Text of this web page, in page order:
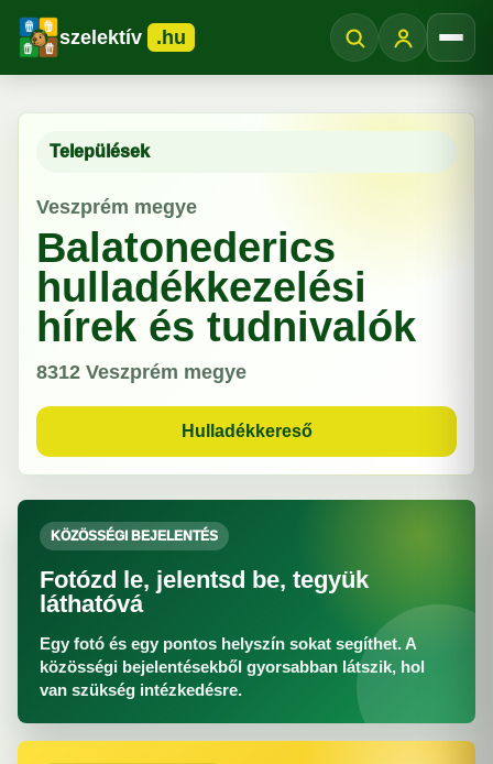
szelektív .hu
Települések
Veszprém megye
Balatonederics
hulladékkezelési
hírek és tudnivalók
8312 Veszprém megye
Hulladékkereső
KÖZÖSSÉGI BEJELENTÉS
Fotózd le, jelentsd be, tegyük
láthatóvá
Egy fotó és egy pontos helyszín sokat segíthet. A
közösségi bejelentésekből gyorsabban látszik, hol
van szükség intézkedésre.